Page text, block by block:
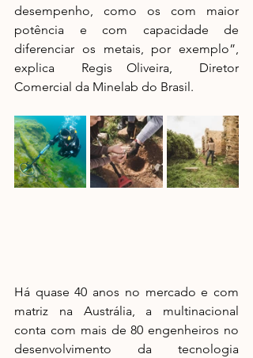
desempenho, como os com maior
potência e com capacidade de
diferenciar os metais, por exemplo”,
explica  Regis Oliveira,  Diretor
Comercial da Minelab do Brasil.
Há quase 40 anos no mercado e com
matriz na Austrália, a multinacional
conta com mais de 80 engenheiros no
desenvolvimento da tecnologia